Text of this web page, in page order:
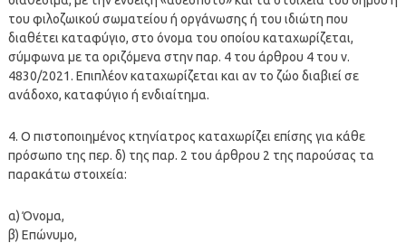
του φιλοζωικού σωματείου ή οργάνωσης ή του ιδιώτη που
διαθέτει καταφύγιο, στο όνομα του οποίου καταχωρίζεται,
σύμφωνα με τα οριζόμενα στην παρ. 4 του άρθρου 4 του ν.
4830/2021. Επιπλέον καταχωρίζεται και αν το ζώο διαβιεί σε
ανάδοχο, καταφύγιο ή ενδιαίτημα.
4. Ο πιστοποιημένος κτηνίατρος καταχωρίζει επίσης για κάθε
πρόσωπο της περ. δ) της παρ. 2 του άρθρου 2 της παρούσας τα
παρακάτω στοιχεία:
α) Όνομα,
β) Επώνυμο,